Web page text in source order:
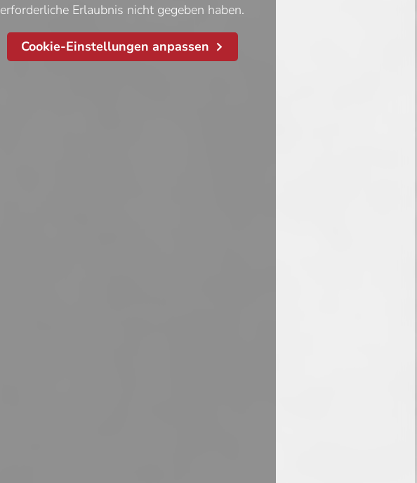
erforderliche Erlaubnis nicht gegeben haben.
Cookie-Einstellungen anpassen